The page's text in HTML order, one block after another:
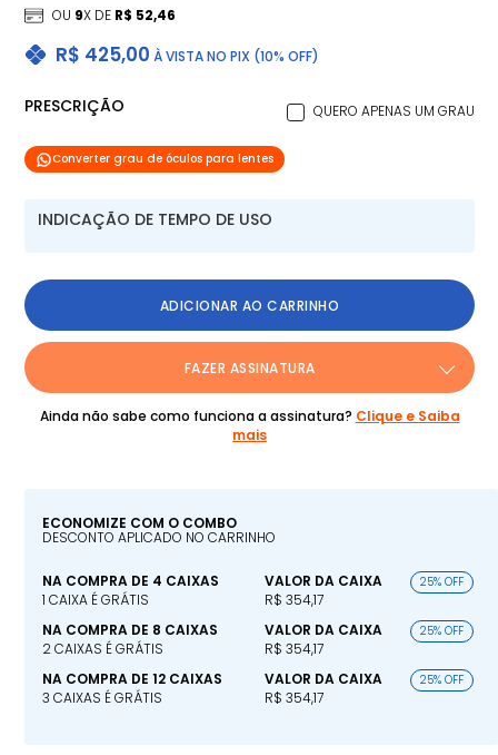
R$ 425,00 À VISTA NO PIX (10% OFF)
OU 9X DE R$ 52,46
PRESCRIÇÃO QUERO APENAS UM GRAU
Converter grau de óculos para lentes
INDICAÇÃO DE TEMPO DE USO
ADICIONAR AO CARRINHO
FAZER ASSINATURA
Ainda não sabe como funciona a assinatura? Clique e Saiba
mais
ECONOMIZE COM O COMBO
DESCONTO APLICADO NO CARRINHO
NA COMPRA DE 4 CAIXAS
1 CAIXA É GRÁTIS
VALOR DA CAIXA
R$ 354,17
25% OFF
NA COMPRA DE 8 CAIXAS
2 CAIXAS É GRÁTIS
VALOR DA CAIXA
R$ 354,17
25% OFF
NA COMPRA DE 12 CAIXAS
3 CAIXAS É GRÁTIS
VALOR DA CAIXA
R$ 354,17
25% OFF